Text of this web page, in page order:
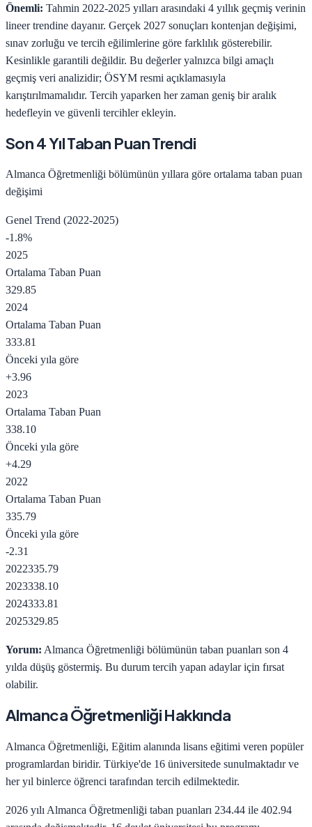
Önemli: Tahmin 2022-2025 yılları arasındaki 4 yıllık geçmiş verinin
lineer trendine dayanır. Gerçek 2027 sonuçları kontenjan değişimi,
sınav zorluğu ve tercih eğilimlerine göre farklılık gösterebilir.
Kesinlikle garantili değildir. Bu değerler yalnızca bilgi amaçlı
geçmiş veri analizidir; ÖSYM resmi açıklamasıyla
karıştırılmamalıdır. Tercih yaparken her zaman geniş bir aralık
hedefleyin ve güvenli tercihler ekleyin.
Son 4 Yıl Taban Puan Trendi
Almanca Öğretmenliği bölümünün yıllara göre ortalama taban puan
değişimi
Genel Trend (2022-2025)
-1.8%
2025
Ortalama Taban Puan
329.85
2024
Ortalama Taban Puan
333.81
Önceki yıla göre
+3.96
2023
Ortalama Taban Puan
338.10
Önceki yıla göre
+4.29
2022
Ortalama Taban Puan
335.79
Önceki yıla göre
-2.31
2022335.79
2023338.10
2024333.81
2025329.85
Yorum: Almanca Öğretmenliği bölümünün taban puanları son 4
yılda düşüş göstermiş. Bu durum tercih yapan adaylar için fırsat
olabilir.
Almanca ÖğretmenliğiHakkında
Almanca Öğretmenliği, Eğitim alanında lisans eğitimi veren popüler
programlardan biridir. Türkiye'de 16 üniversitede sunulmaktadır ve
her yıl binlerce öğrenci tarafından tercih edilmektedir.
2026 yılı Almanca Öğretmenliği taban puanları 234.44 ile 402.94